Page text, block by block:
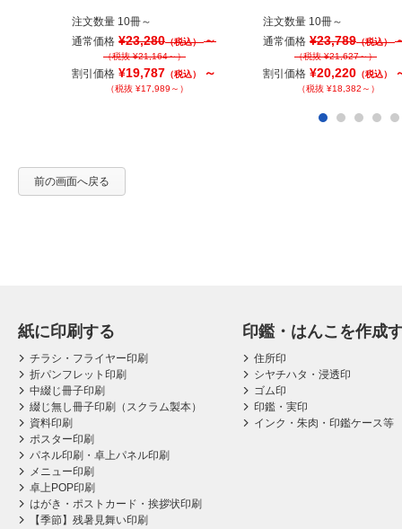
注文数量 10冊～
通常価格 ¥23,280（税込）～
（税抜 ¥21,164～）
割引価格 ¥19,787 （税込） ～
（税抜 ¥17,989～）
注文数量 10冊～
通常価格 ¥23,789（税込）
（税抜 ¥21,627～）
割引価格 ¥20,220 （税込）
（税抜 ¥18,382～）
前の画面へ戻る
紙に印刷する
チラシ・フライヤー印刷
折パンフレット印刷
中綴じ冊子印刷
綴じ無し冊子印刷（スクラム製本）
資料印刷
ポスター印刷
パネル印刷・卓上パネル印刷
メニュー印刷
卓上POP印刷
はがき・ポストカード・挨拶状印刷
【季節】残暑見舞い印刷
印鑑・はんこを作成
住所印
シヤチハタ・浸透印
ゴム印
印鑑・実印
インク・朱肉・印鑑ケース等